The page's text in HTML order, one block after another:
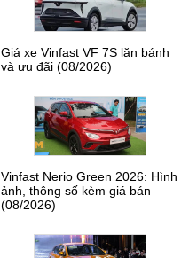
Giá xe Vinfast VF 7S lăn bánh
và ưu đãi (08/2026)
Vinfast Nerio Green 2026: Hình
ảnh, thông số kèm giá bán
(08/2026)